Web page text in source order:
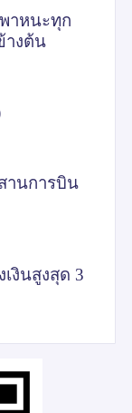
าหนะทุก
างต้น
านการบิน
งินสูงสุด 3